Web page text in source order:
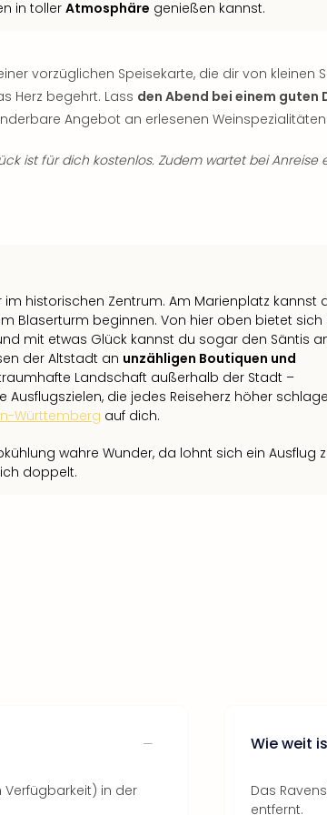
in toller Atmosphäre genießen kannst.
vorzüglichen Speisekarte, die dir von kleinen
Herz begehrt. Lass den Abend bei einem guten
Angebot an erlesenen Weinspezialitäten.
ist für dich kostenlos. Zudem wartet bei Anreise
historischen Zentrum. Am Marienplatz kannst
Blaserturm beginnen. Von hier oben bietet sich
mit etwas Glück kannst du sogar den Säntis
der Altstadt an unzähligen Boutiquen und
Landschaft außerhalb der Stadt –
die jedes Reiseherz höher
Württemberg auf dich.
wahre Wunder, da lohnt sich ein Ausflug
doppelt.
in der
Wie weit
Das
entfernt.